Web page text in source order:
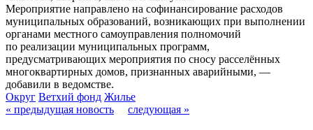
Мероприятие направлено на софинансирование расходов
муниципальных образований, возникающих при выполнении
органами местного самоуправления полномочий
по реализации муниципальных программ,
предусматривающих мероприятия по сносу расселённых
многоквартирных домов, признанных аварийными, —
добавили в ведомстве.
Округ Ветхий фонд Жилье
« предыдущая новость
следующая »